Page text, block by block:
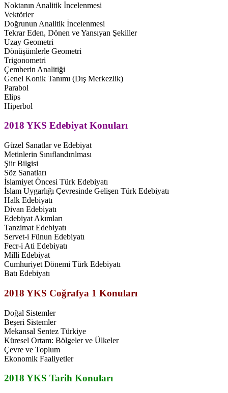
Noktanın Analitik İncelenmesi
Vektörler
Doğrunun Analitik İncelenmesi
Tekrar Eden, Dönen ve Yansıyan Şekiller
Uzay Geometri
Dönüşümlerle Geometri
Trigonometri
Çemberin Analitiği
Genel Konik Tanımı (Dış Merkezlik)
Parabol
Elips
Hiperbol
2018 YKS Edebiyat Konuları
Güzel Sanatlar ve Edebiyat
Metinlerin Sınıflandırılması
Şiir Bilgisi
Söz Sanatları
İslamiyet Öncesi Türk Edebiyatı
İslam Uygarlığı Çevresinde Gelişen Türk Edebiyatı
Halk Edebiyatı
Divan Edebiyatı
Edebiyat Akımları
Tanzimat Edebiyatı
Servet-i Fünun Edebiyatı
Fecr-i Ati Edebiyatı
Milli Edebiyat
Cumhuriyet Dönemi Türk Edebiyatı
Batı Edebiyatı
2018 YKS Coğrafya 1 Konuları
Doğal Sistemler
Beşeri Sistemler
Mekansal Sentez Türkiye
Küresel Ortam: Bölgeler ve Ülkeler
Çevre ve Toplum
Ekonomik Faaliyetler
2018 YKS Tarih Konuları